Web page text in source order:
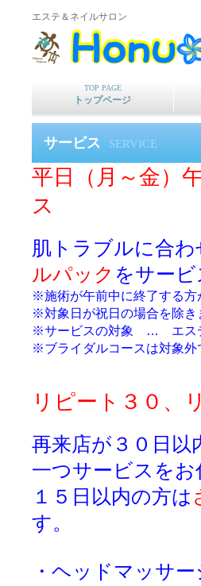
エステ＆ネイルサロン
サービス SERVICE
平日（月～金）
ス
肌トラブルに合
ルパック をサービ
※施術が午前中に終了する方
※対象日が祝日の場合を除き
※サービスの対象 … エステ
※ブライダルコースは対象外
リピート３０、
再来店が３０日
一つサービスをお
１５日以内の方は
す。
・ヘッドマッサー
TOP PAGE
トップページ